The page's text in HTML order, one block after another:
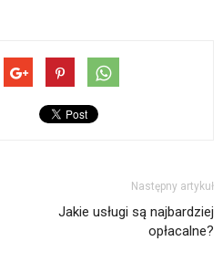
Następny artykuł
Jakie usługi są najbardziej
opłacalne?